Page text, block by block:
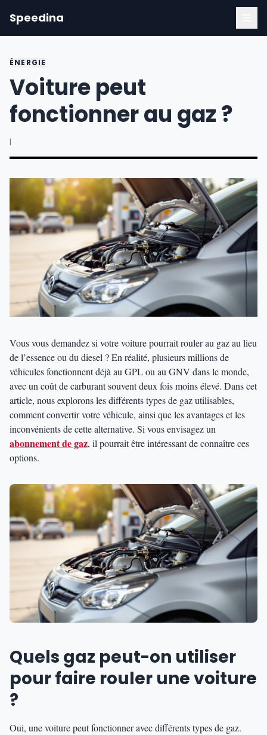
Speedina
ÉNERGIE
Voiture peut
fonctionner au gaz ?
|
Vous vous demandez si votre voiture pourrait rouler au gaz au lieu
de l’essence ou du diesel ? En réalité, plusieurs millions de
véhicules fonctionnent déjà au GPL ou au GNV dans le monde,
avec un coût de carburant souvent deux fois moins élevé. Dans cet
article, nous explorons les différents types de gaz utilisables,
comment convertir votre véhicule, ainsi que les avantages et les
inconvénients de cette alternative. Si vous envisagez un
abonnement de gaz, il pourrait être intéressant de connaître ces
options.
Quels gaz peut-on utiliser
pour faire rouler une voiture
?
Oui, une voiture peut fonctionner avec différents types de gaz.